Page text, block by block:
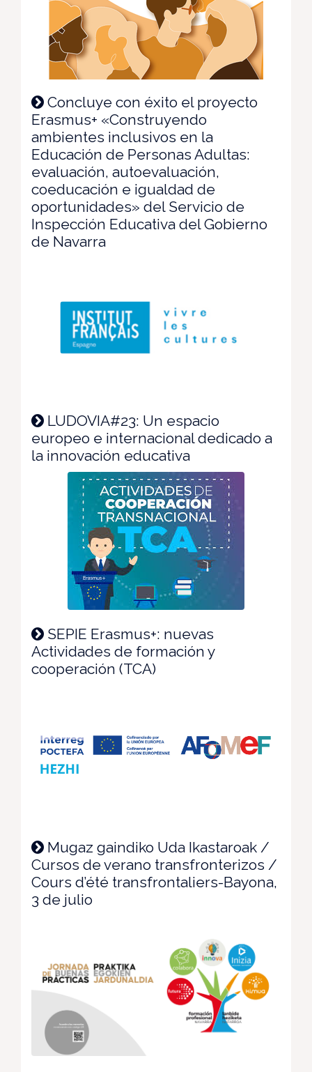
Concluye con éxito el proyecto
Erasmus+ «Construyendo
ambientes inclusivos en la
Educación de Personas Adultas:
evaluación, autoevaluación,
coeducación e igualdad de
oportunidades» del Servicio de
Inspección Educativa del Gobierno
de Navarra
LUDOVIA#23: Un espacio
europeo e internacional dedicado a
la innovación educativa
SEPIE Erasmus+: nuevas
Actividades de formación y
cooperación (TCA)
Mugaz gaindiko Uda Ikastaroak /
Cursos de verano transfronterizos /
Cours d’été transfrontaliers-Bayona,
3 de julio